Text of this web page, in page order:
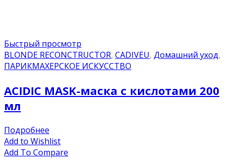
Быстрый просмотр
BLONDE RECONCTRUCTOR, CADIVEU, Домашний уход,
ПАРИКМАХЕРСКОЕ ИСКУССТВО
ACIDIC MASK-маска с кислотами 200
мл
Подробнее
Add to Wishlist
Add To Compare